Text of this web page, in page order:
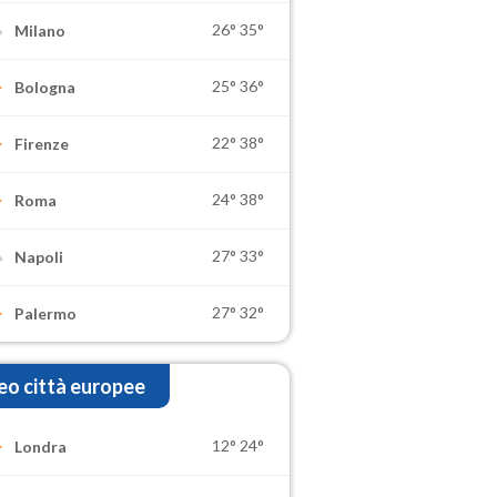
Milano 26° 35°
Bologna 25° 36°
Firenze 22° 38°
Roma 24° 38°
Napoli 27° 33°
Palermo 27° 32°
città europee
Londra 12° 24°